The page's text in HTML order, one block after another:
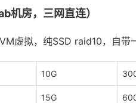
机房，三网直连）
虚拟，纯SSD raid10，自
10G
15G